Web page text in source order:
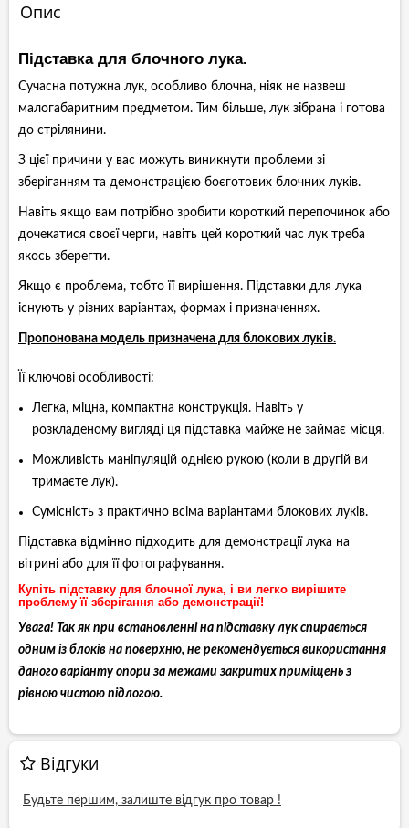
Опис
Підставка для блочного лука.
Сучасна потужна лук, особливо блочна, ніяк не назвеш
малогабаритним предметом. Тим більше, лук зібрана і готова
до стрілянини.
З цієї причини у вас можуть виникнути проблеми зі
зберіганням та демонстрацією боєготових блочних луків.
Навіть якщо вам потрібно зробити короткий перепочинок або
дочекатися своєї черги, навіть цей короткий час лук треба
якось зберегти.
Якщо є проблема, тобто її вирішення. Підставки для лука
існують у різних варіантах, формах і призначеннях.
Пропонована модель призначена для блокових луків.
Її ключові особливості:
Легка, міцна, компактна конструкція. Навіть у
розкладеному вигляді ця підставка майже не займає місця.
Можливість маніпуляцій однією рукою (коли в другій ви
тримаєте лук).
Сумісність з практично всіма варіантами блокових луків.
Підставка відмінно підходить для демонстрації лука на
вітрині або для її фотографування.
Купіть підставку для блочної лука, і ви легко вирішите
проблему її зберігання або демонстрації!
Увага! Так як при встановленні на підставку лук спирається
одним із блоків на поверхню, не рекомендується використання
даного варіанту опори за межами закритих приміщень з
рівною чистою підлогою.
Відгуки
Будьте першим, залиште відгук про товар !